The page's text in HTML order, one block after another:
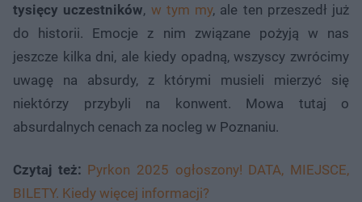
tysięcy uczestników, w tym my, ale ten przeszedł już
do historii. Emocje z nim związane pożyją w nas
jeszcze kilka dni, ale kiedy opadną, wszyscy zwrócimy
uwagę na absurdy, z którymi musieli mierzyć się
niektórzy przybyli na konwent. Mowa tutaj o
absurdalnych cenach za nocleg w Poznaniu.
Czytaj też: Pyrkon 2025 ogłoszony! DATA, MIEJSCE,
BILETY. Kiedy więcej informacji?